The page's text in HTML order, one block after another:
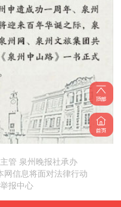
管 泉州晚报社承办
网信息将面对法律行动
报中心